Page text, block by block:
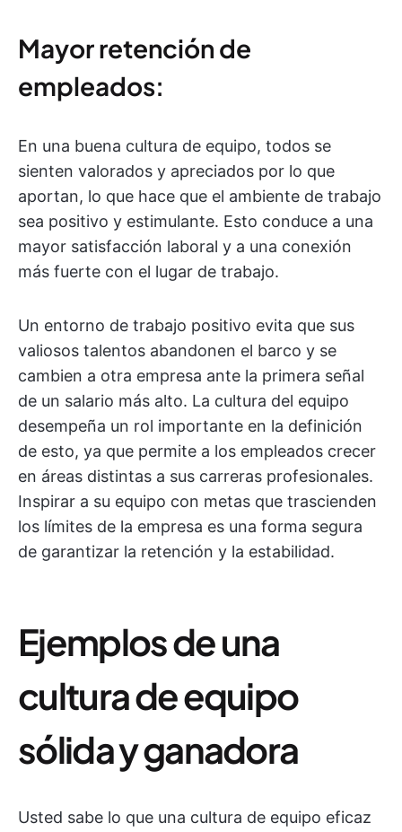
Mayor retención de
empleados:
En una buena cultura de equipo, todos se
sienten valorados y apreciados por lo que
aportan, lo que hace que el ambiente de trabajo
sea positivo y estimulante. Esto conduce a una
mayor satisfacción laboral y a una conexión
más fuerte con el lugar de trabajo.
Un entorno de trabajo positivo evita que sus
valiosos talentos abandonen el barco y se
cambien a otra empresa ante la primera señal
de un salario más alto. La cultura del equipo
desempeña un rol importante en la definición
de esto, ya que permite a los empleados crecer
en áreas distintas a sus carreras profesionales.
Inspirar a su equipo con metas que trascienden
los límites de la empresa es una forma segura
de garantizar la retención y la estabilidad.
Ejemplos de una
cultura de equipo
sólida y ganadora
Usted sabe lo que una cultura de equipo eficaz